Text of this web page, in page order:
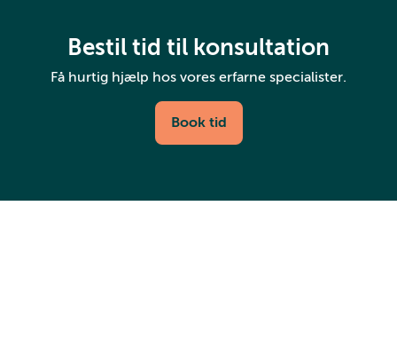
Bestil tid til konsultation
Få hurtig hjælp hos vores erfarne specialister.
Book tid